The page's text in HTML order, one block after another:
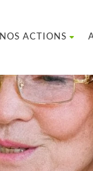
NOS ACTIONS